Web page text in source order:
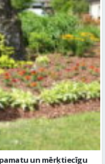
un mērķtiecīgu